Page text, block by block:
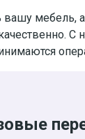
мебель,